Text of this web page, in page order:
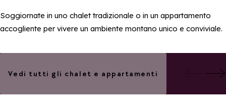
Soggiornate in uno chalet tradizionale o in un appartamento
accogliente per vivere un ambiente montano unico e conviviale.
Loueurs
Particuliers de La
les Charmettes
Vedi tutti gli chalet e appartamenti